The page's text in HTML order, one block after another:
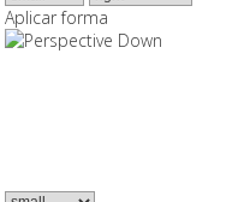
Aplicar forma